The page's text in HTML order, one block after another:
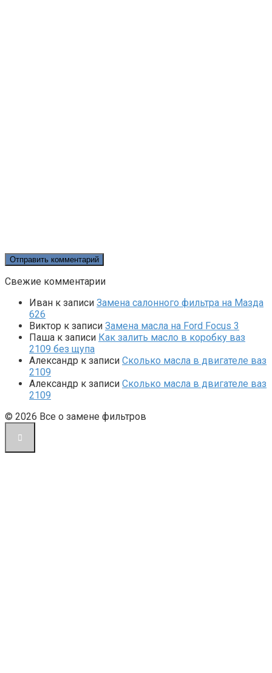
Свежие комментарии
Иван к записи Замена салонного фильтра на Мазда
626
Виктор к записи Замена масла на Ford Focus 3
Паша к записи Как залить масло в коробку ваз
2109 без щупа
Александр к записи Сколько масла в двигателе ваз
2109
Александр к записи Сколько масла в двигателе ваз
2109
© 2026 Все о замене фильтров